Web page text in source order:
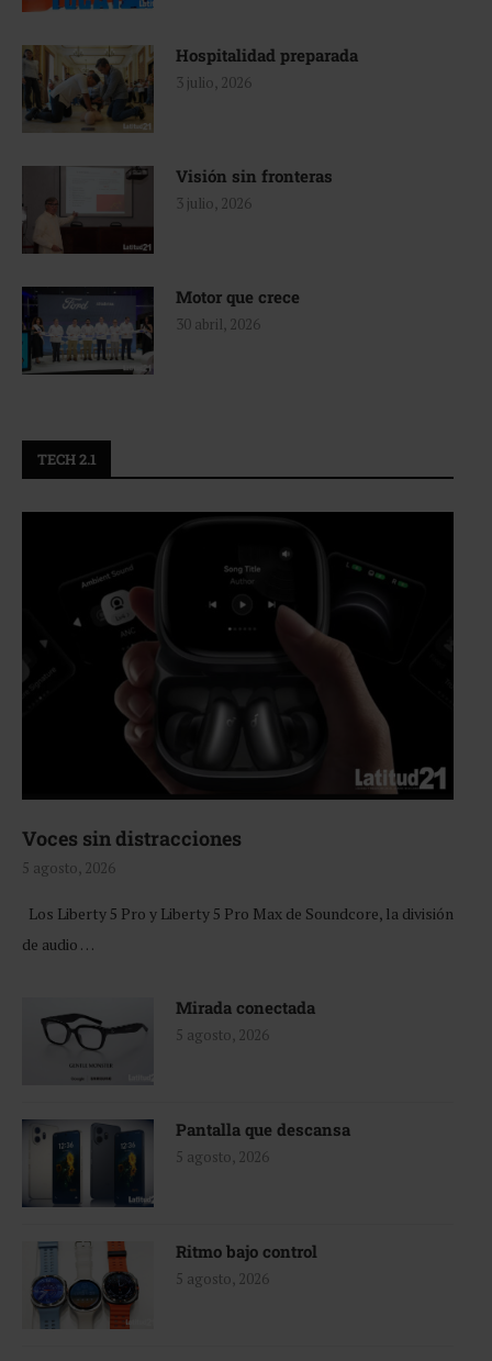
Hospitalidad preparada
3 julio, 2026
Visión sin fronteras
3 julio, 2026
Motor que crece
30 abril, 2026
TECH 2.1
Voces sin distracciones
5 agosto, 2026
Los Liberty 5 Pro y Liberty 5 Pro Max de Soundcore, la división
de audio …
Mirada conectada
5 agosto, 2026
Pantalla que descansa
5 agosto, 2026
Ritmo bajo control
5 agosto, 2026